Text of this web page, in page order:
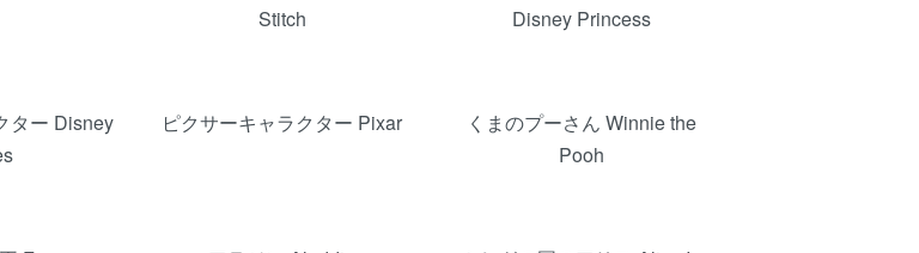
Stitch
Disney Princess
ター Disney
ピクサーキャラクター Pixar
くまのプーさん Winnie the
Pooh